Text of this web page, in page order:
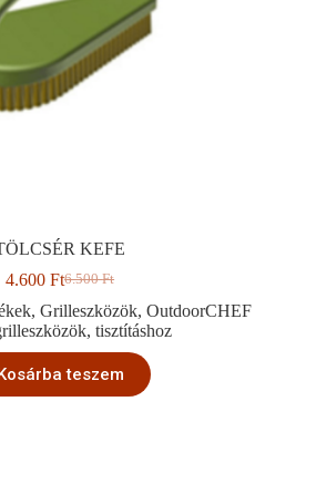
KEFE
6.500Ft
Original
price
was:
4.600FtCurrent
price
is:
,Grilleszközök,OutdoorCHEF
, tisztításhoz
teszem